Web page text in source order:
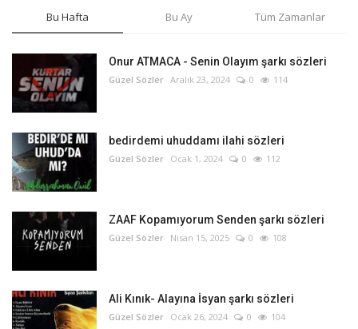
Bu Hafta Bu Ay Tüm Zamanlar
Onur ATMACA - Senin Olayım şarkı sözleri
Güzel Sözler Aralık 23, 2024 0 114
bedirdemi uhuddamı ilahi sözleri
Güzel Sözler Ocak 1, 2024 0 112
ZAAF Kopamıyorum Senden şarkı sözleri
Güzel Sözler Nisan 15, 2025 0 108
Ali Kınık- Alayına İsyan şarkı sözleri
Güzel Sözler Ocak 26, 2024 0 104